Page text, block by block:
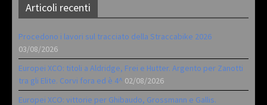
Articoli recenti
Procedono i lavori sul tracciato della Straccabike 2026
03/08/2026
Europei XCO: titoli a Aldridge, Frei e Hutter. Argento per Zanotti
tra gli Elite. Corvi fora ed è 4^ 02/08/2026
Europei XCO: vittorie per Ghibaudo, Grossmann e Gallis.